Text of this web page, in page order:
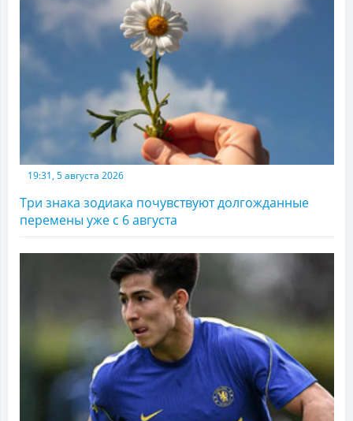
19:31, 5 августа 2026
Три знака зодиака почувствуют долгожданные
перемены уже с 6 августа